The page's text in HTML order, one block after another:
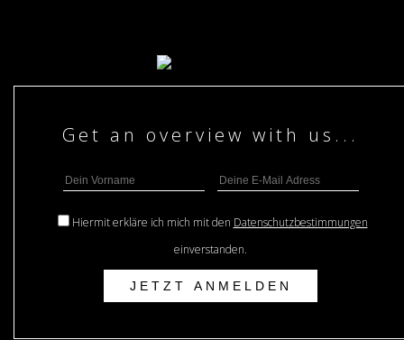
Hiermit erkläre ich mich mit den Datenschutzbestimmungen
einverstanden.